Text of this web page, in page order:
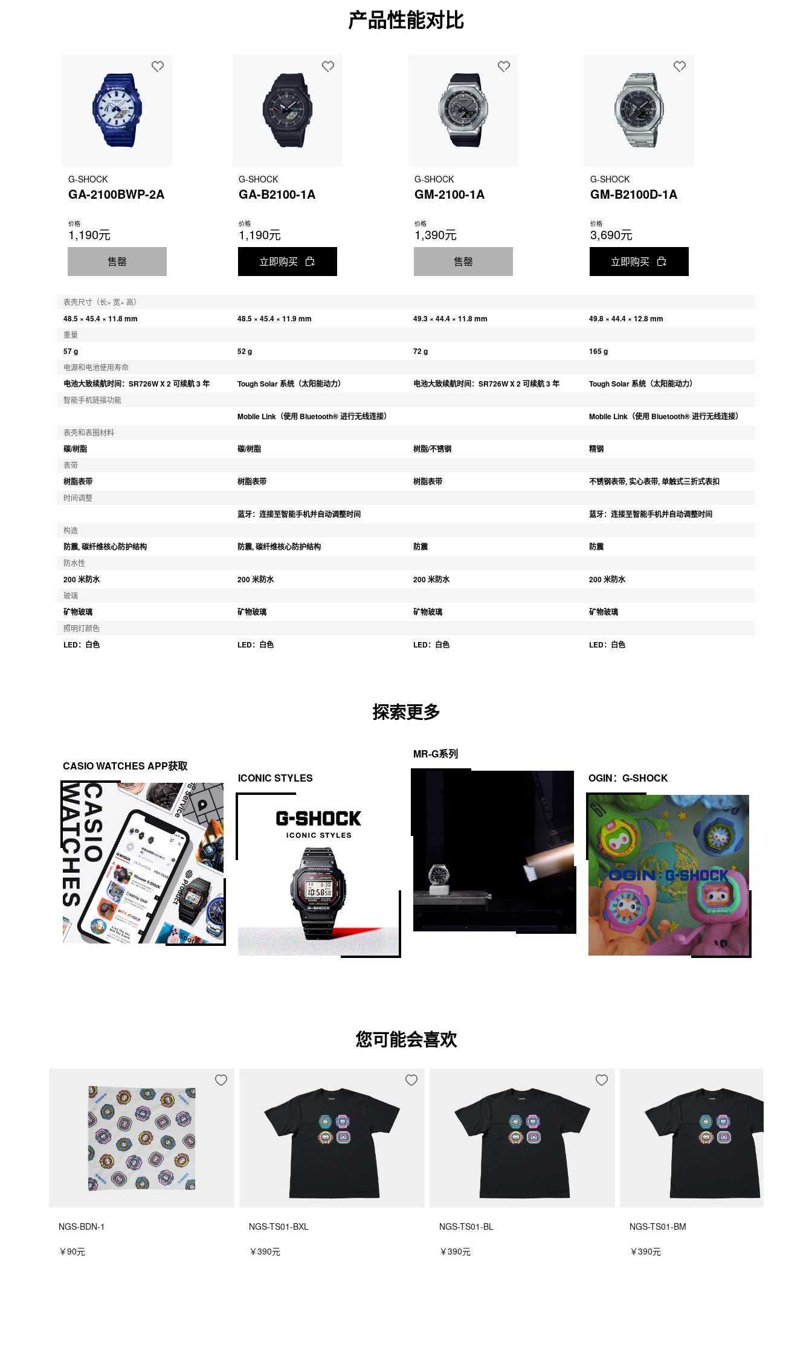
产品性能对比
G-SHOCK
GA-2100BWP-2A
价格
1,190元
售罄
G-SHOCK
GA-B2100-1A
价格
1,190元
立即购买
G-SHOCK
GM-2100-1A
价格
1,390元
售罄
G-SHOCK
GM-B2100D-1A
价格
3,690元
立即购买
表壳尺寸（长× 宽× 高）
48.5 × 45.4 × 11.8 mm 48.5 × 45.4 × 11.9 mm 49.3 × 44.4 × 11.8 mm 49.8 × 44.4 × 12.8 mm
重量
57 g 52 g 72 g 165 g
电源和电池使用寿命
电池大致续航时间：SR726W X 2 可续航 3 年 Tough Solar 系统（太阳能动力） 电池大致续航时间：SR726W X 2 可续航 3 年 Tough Solar 系统（太阳能动力）
智能手机链接功能
Mobile Link（使用 Bluetooth® 进行无线连接） Mobile Link（使用 Bluetooth® 进行无线连接）
表壳和表圈材料
碳/树脂 碳/树脂 树脂/不锈钢 精钢
表带
树脂表带 树脂表带 树脂表带 不锈钢表带, 实心表带, 单触式三折式表扣
时间调整
蓝牙：连接至智能手机并自动调整时间 蓝牙：连接至智能手机并自动调整时间
构造
防震, 碳纤维核心防护结构 防震, 碳纤维核心防护结构 防震 防震
防水性
200 米防水 200 米防水 200 米防水 200 米防水
玻璃
矿物玻璃 矿物玻璃 矿物玻璃 矿物玻璃
照明灯颜色
LED：白色 LED：白色 LED：白色 LED：白色
探索更多
CASIO WATCHES APP获取
ICONIC STYLES
MR-G系列
OGIN：G-SHOCK
您可能会喜欢
NGS-BDN-1
￥90元
NGS-TS01-BXL
￥390元
NGS-TS01-BL
￥390元
NGS-TS01-BM
￥390元